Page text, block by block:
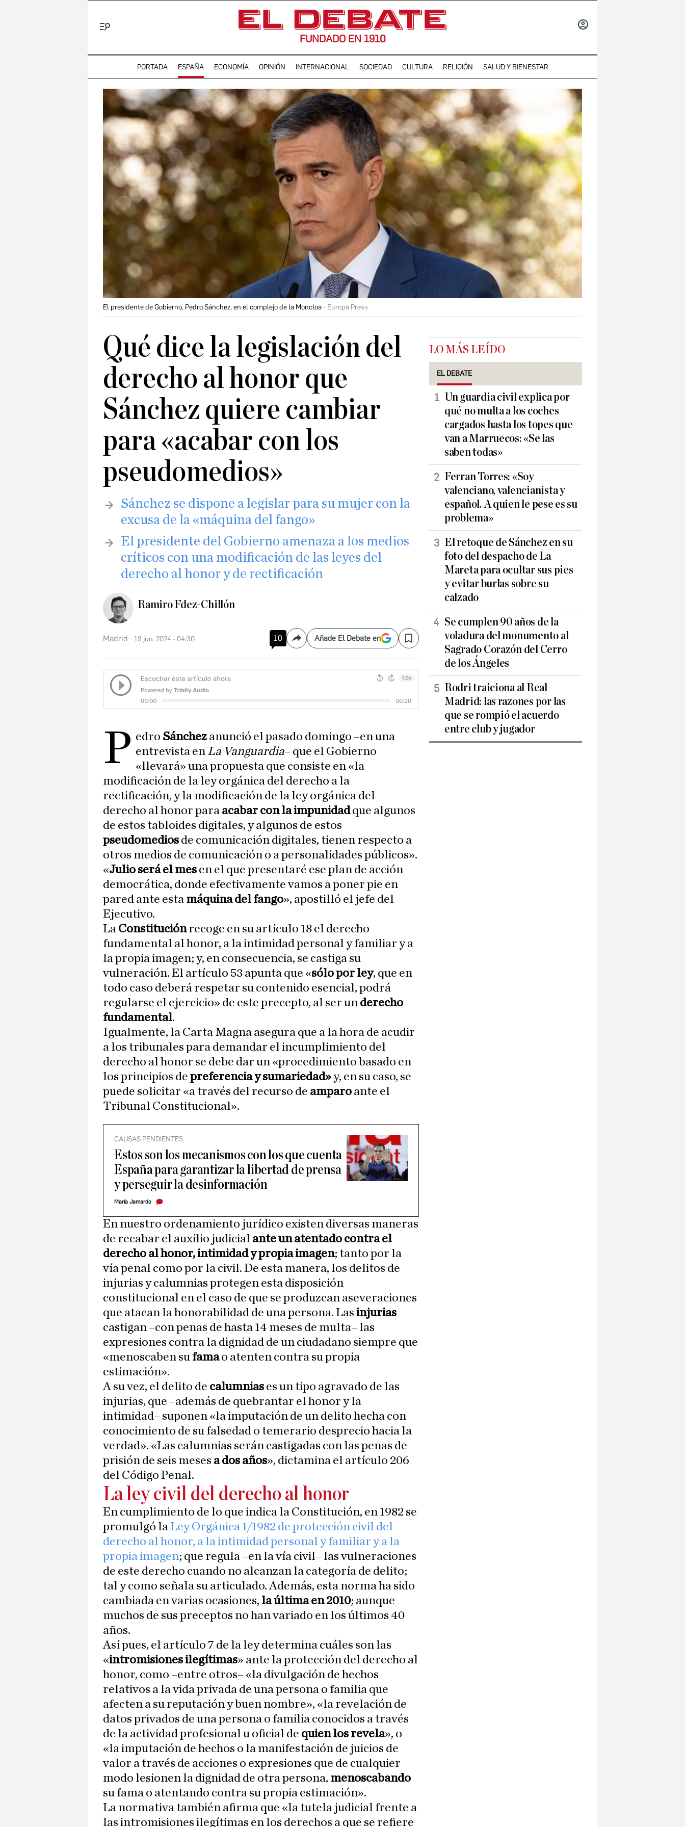
FUNDADO EN 1910
PORTADA ESPAÑA ECONOMÍA OPINIÓN INTERNACIONAL SOCIEDAD CULTURA RELIGIÓN SALUD Y BIENESTAR
El presidente de Gobierno, Pedro Sánchez, en el complejo de la Moncloa Europa Press
Qué dice la legislación del
derecho al honor que
Sánchez quiere cambiar
para «acabar con los
pseudomedios»
Sánchez se dispone a legislar para su mujer con la
excusa de la «máquina del fango»
El presidente del Gobierno amenaza a los medios
críticos con una modificación de las leyes del
derecho al honor y de rectificación
Ramiro Fdez-Chillón
Madrid 19 jun. 2024 - 04:30 10 CompartirAñade El Debate en Save
P edro Sánchez anunció el pasado domingo –en una
entrevista en La Vanguardia– que el Gobierno
«llevará» una propuesta que consiste en «la
modificación de la ley orgánica del derecho a la
rectificación, y la modificación de la ley orgánica del
derecho al honor para acabar con la impunidadque algunos
de estos tabloides digitales, y algunos de estos
pseudomedios de comunicación digitales, tienen respecto a
otros medios de comunicación o a personalidades públicos».
«Julio será el mes en el que presentaré ese plan de acción
democrática, donde efectivamente vamos a poner pie en
pared ante esta máquina del fango», apostilló el jefe del
Ejecutivo.
La Constituciónrecoge en su artículo 18 el derecho
fundamental al honor, a la intimidad personal y familiar y a
la propia imagen; y, en consecuencia, se castiga su
vulneración. El artículo 53 apunta que «sólo por ley, que en
todo caso deberá respetar su contenido esencial, podrá
regularse el ejercicio» de este precepto, al ser un derecho
fundamental.
Igualmente, la Carta Magna asegura que a la hora de acudir
a los tribunales para demandar el incumplimiento del
derecho al honor se debe dar un «procedimiento basado en
los principios de preferencia y sumariedad»y, en su caso, se
puede solicitar «a través del recurso de amparo ante el
Tribunal Constitucional».
CAUSAS PENDIENTES
Estos son los mecanismos con los que cuenta
España para garantizar la libertad de prensa
y perseguir la desinformación
María Jamardo
En nuestro ordenamiento jurídico existen diversas maneras
de recabar el auxilio judicial ante un atentado contra el
derecho al honor, intimidad y propia imagen; tanto por la
vía penal como por la civil. De esta manera, los delitos de
injurias y calumnias protegen esta disposición
constitucional en el caso de que se produzcan aseveraciones
que atacan la honorabilidad de una persona. Las injurias
castigan –con penas de hasta 14 meses de multa– las
expresiones contra la dignidad de un ciudadano siempre que
«menoscaben su famao atenten contra su propia
estimación».
A su vez, el delito de calumnias es un tipo agravado de las
injurias, que –además de quebrantar el honor y la
intimidad– suponen «la imputación de un delito hecha con
conocimiento de su falsedad o temerario desprecio hacia la
verdad». «Las calumnias serán castigadas con las penas de
prisión de seis meses a dos años», dictamina el artículo 206
del Código Penal.
La ley civil del derecho al honor
En cumplimiento de lo que indica la Constitución, en 1982 se
promulgó laLey Orgánica 1/1982 de protección civil del
derecho al honor, a la intimidad personal y familiar y a la
propia imagen; que regula –en la vía civil– las vulneraciones
de este derecho cuando no alcanzan la categoría de delito;
tal y como señala su articulado. Además, esta norma ha sido
cambiada en varias ocasiones, la última en 2010; aunque
muchos de sus preceptos no han variado en los últimos 40
años.
Así pues, el artículo 7 de la ley determina cuáles son las
«intromisiones ilegítimas» ante la protección del derecho al
honor, como –entre otros– «la divulgación de hechos
relativos a la vida privada de una persona o familia que
afecten a su reputación y buen nombre», «la revelación de
datos privados de una persona o familia conocidos a través
de la actividad profesional u oficial de quien los revela», o
«la imputación de hechos o la manifestación de juicios de
valor a través de acciones o expresiones que de cualquier
modo lesionen la dignidad de otra persona, menoscabando
su fama o atentando contra su propia estimación».
La normativa también afirma que «la tutela judicial frente a
las intromisiones ilegítimas en los derechos a que se refiere
LO MÁS LEÍDO
EL DEBATE
Un guardia civil explica por
qué no multa a los coches
cargados hasta los topes que
van a Marruecos: «Se las
saben todas»
Ferran Torres: «Soy
valenciano, valencianista y
español. A quien le pese es su
problema»
El retoque de Sánchez en su
foto del despacho de La
Mareta para ocultar sus pies
y evitar burlas sobre su
calzado
Se cumplen 90 años de la
voladura del monumento al
Sagrado Corazón del Cerro
de los Ángeles
Rodri traiciona al Real
Madrid: las razones por las
que se rompió el acuerdo
entre club y jugador